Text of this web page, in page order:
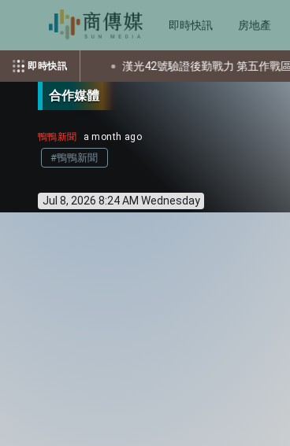
即時快訊 房地產
即時快訊
漢光42號驗證後勤戰力 第五作戰區完成彈藥還屯整備
合作媒體
鴨鴨新聞 a month ago
#鴨鴨新聞
Jul 8, 2026 8:24 AM Wednesday